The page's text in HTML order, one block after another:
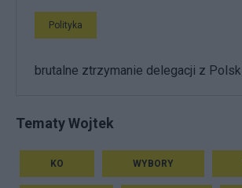
Polityka
brutalne ztrzymanie delegacji z
Tematy Wojtek
KO WYBORY